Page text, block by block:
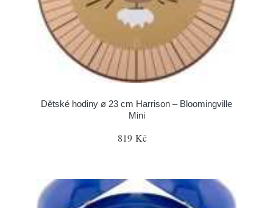
Dětské hodiny ø 23 cm Harrison – Bloomingville
Mini
819 Kč